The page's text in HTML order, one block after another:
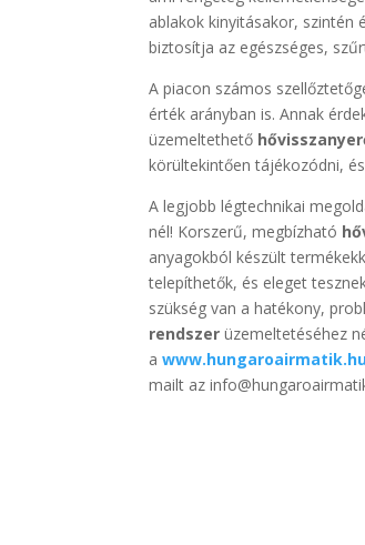
ablakok kinyitásakor, szintén
biztosítja az egészséges,
A piacon számos
érték arányban is. Annak
üzemeltethető
körültekintően tájékozódni,
A legjobb légtechnikai
nél! Korszerű, megbízható
anyagokból készült
telepíthetők, és eleget
szükség van a hatékony,
rendszer üzemeltetéséhez
a
mailt az